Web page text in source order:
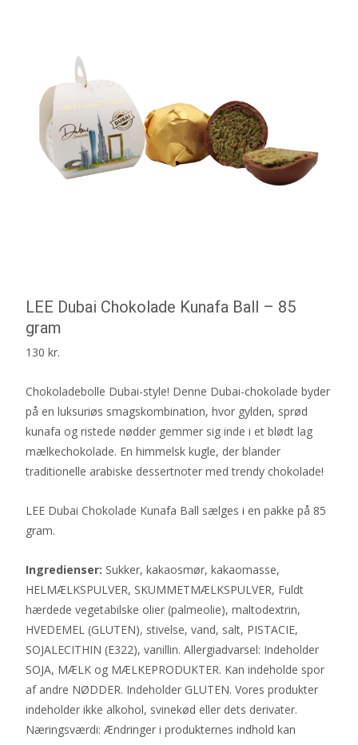
LEE Dubai Chokolade Kunafa Ball – 85
gram
130 kr.
Chokoladebolle Dubai-style! Denne Dubai-chokolade byder
på en luksuriøs smagskombination, hvor gylden, sprød
kunafa og ristede nødder gemmer sig inde i et blødt lag
mælkechokolade. En himmelsk kugle, der blander
traditionelle arabiske dessertnoter med trendy chokolade!
LEE Dubai Chokolade Kunafa Ball sælges i en pakke på 85
gram.
Ingredienser: Sukker, kakaosmør, kakaomasse,
HELMÆLKSPULVER, SKUMMETMÆLKSPULVER, Fuldt
hærdede vegetabilske olier (palmeolie), maltodextrin,
HVEDEMEL (GLUTEN), stivelse, vand, salt, PISTACIE,
SOJALECITHIN (E322), vanillin. Allergiadvarsel: Indeholder
SOJA, MÆLK og MÆLKEPRODUKTER. Kan indeholde spor
af andre NØDDER. Indeholder GLUTEN. Vores produkter
indeholder ikke alkohol, svinekød eller dets derivater.
Næringsværdi: Ændringer i produkternes indhold kan